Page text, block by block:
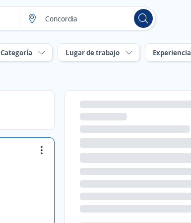
Categoría Lugar de trabajo Experiencia